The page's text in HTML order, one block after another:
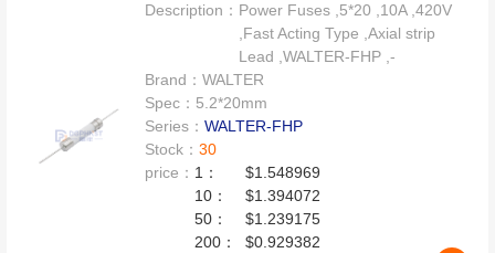
Description： Power Fuses ,5*20 ,10A ,420V
,Fast Acting Type ,Axial strip
Lead ,WALTER-FHP ,-
Brand：WALTER
Spec： 5.2*20mm
Series：WALTER-FHP
Stock：30
price： 1：
$1.548969
10：
$1.394072
50：
$1.239175
200：
$0.929382